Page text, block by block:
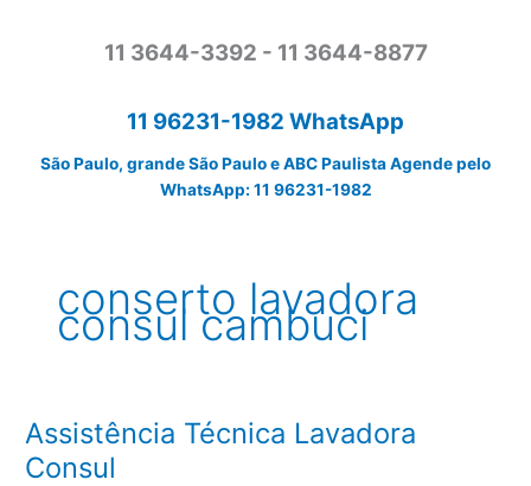
11 3644-3392 - 11 3644-8877
11 96231-1982 WhatsApp
São Paulo, grande São Paulo e ABC Paulista Agende pelo
WhatsApp: 11 96231-1982
conserto lavadora
consul cambuci
Assistência Técnica Lavadora
Consul